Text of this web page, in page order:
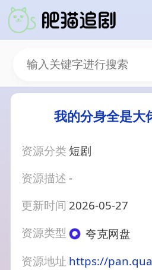
我的分身全是大
资源分类 短剧
资源描述-
更新时间 2026-05-27
资源类型
夸克网盘
资源地址 https://